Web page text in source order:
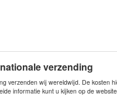
verzending
verzenden wij wereldwijd. De kosten
informatie kunt u kijken op de